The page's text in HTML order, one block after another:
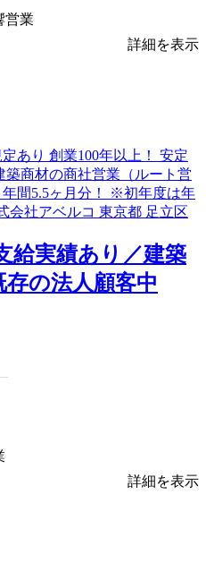
営業
詳細を表示
給実績あり／建築
の法人顧客中
詳細を表示